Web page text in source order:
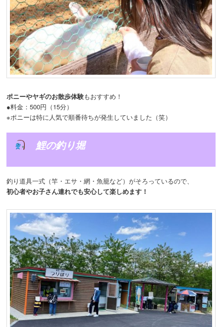
ポニーやヤギのお散歩体験もおすすめ！
●料金：500円（15分）
※ポニーは特に人気で順番待ちが発生していました（笑）
鯉の釣り堀
釣り道具一式（竿・エサ・網・魚籠など）がそろっているので、
初心者やお子さん連れでも安心して楽しめます！